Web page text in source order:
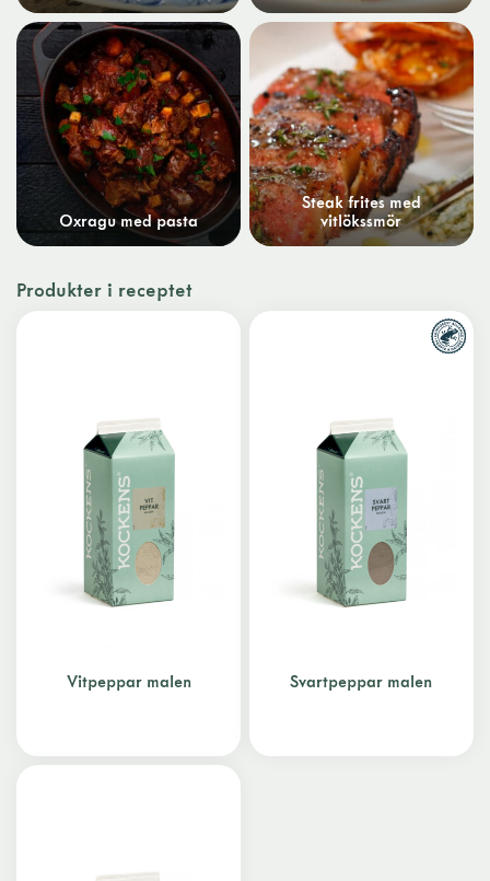
Oxragu med pasta
Steak frites med
vitlökssmör
Produkter i receptet
Vitpeppar malen Svartpeppar malen